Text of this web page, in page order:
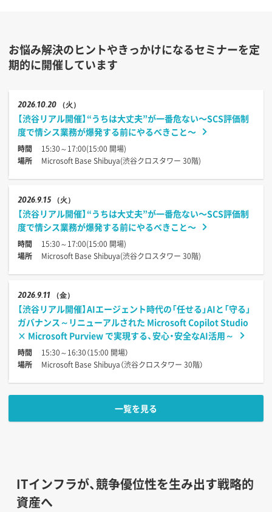
お悩み解決のヒントやきっかけになるセミナーを定
期的に開催しています
202610.20 （火）
【渋谷リアル開催】“うちは大丈夫”が一番危ない〜SCS評価制
度で情シス業務が爆発する前にやるべきこと〜
時間
15:30～17:00(15:00 開場)
場所
Microsoft Base Shibuya(渋谷クロスタワー 30階)
20269.15 （火）
【渋谷リアル開催】“うちは大丈夫”が一番危ない〜SCS評価制
度で情シス業務が爆発する前にやるべきこと〜
時間
15:30～17:00(15:00 開場)
場所
Microsoft Base Shibuya(渋谷クロスタワー 30階)
20269.11 （金）
【渋谷リアル開催】AIエージェント時代の「任せる」AIと「守る」
ガバナンス～リニューアルされた Microsoft Copilot Studio
× Microsoft Purview で実現する、安心・安全なAI活用～
時間
15:30～16:30（15:00 開場）
場所
Microsoft Base Shibuya（渋谷クロスタワー 30階）
一覧を見る
ITインフラが、競争優位性を生み出す戦略的
資産へ